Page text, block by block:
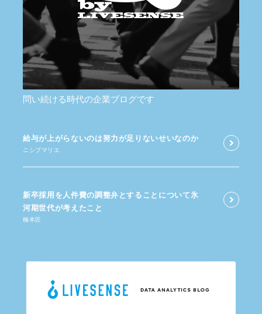
問い続ける時代の企業ブログです
給与が​上がらないのは​努力が​足りないせいなのか
ニシブマリエ
新卒採用を​人件費の​調整弁と​する​ことに​ついて​氷
河期世代が​考えた​こと
楠本匠